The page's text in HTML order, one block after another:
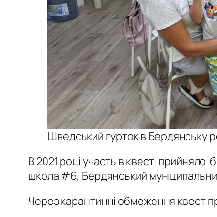
Шведський гурток в Бердянську
В 2021 році участь в квесті прийняло
школа #6, Бердянський муніципальний
Через карантинні обмеження квест